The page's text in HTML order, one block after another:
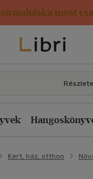
most
Kártya adatai
Kert, ház, otthon